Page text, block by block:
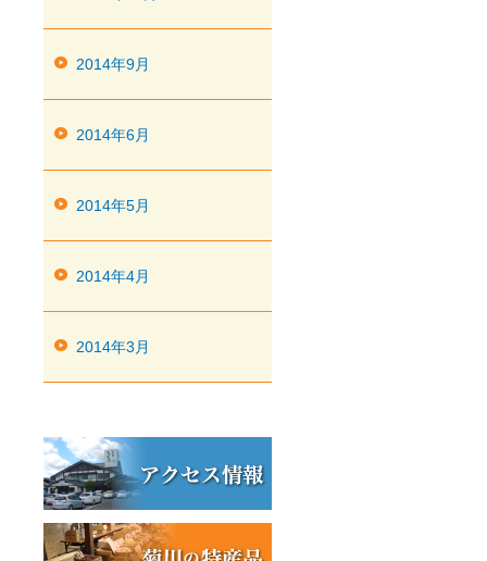
2014年9月
2014年6月
2014年5月
2014年4月
2014年3月